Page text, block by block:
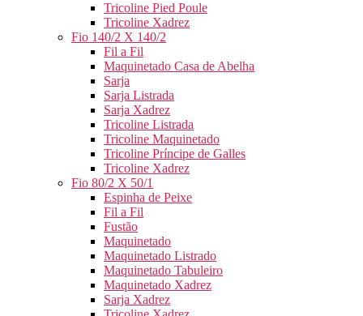
Tricoline Pied Poule
Tricoline Xadrez
Fio 140/2 X 140/2
Fil a Fil
Maquinetado Casa de Abelha
Sarja
Sarja Listrada
Sarja Xadrez
Tricoline Listrada
Tricoline Maquinetado
Tricoline Príncipe de Galles
Tricoline Xadrez
Fio 80/2 X 50/1
Espinha de Peixe
Fil a Fil
Fustão
Maquinetado
Maquinetado Listrado
Maquinetado Tabuleiro
Maquinetado Xadrez
Sarja Xadrez